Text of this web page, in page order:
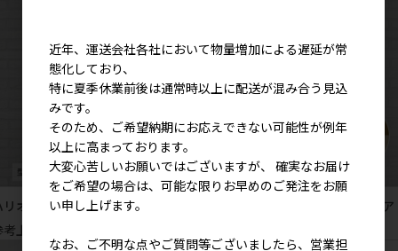
リオ 袖なしルームウェア
上代
キュービック 袖なしルームウェア
近年、運送会社各社において物量増加による遅延が常
態化しており、
特に夏季休業前後は通常時以上に配送が混み合う見込
みです。
そのため、ご希望納期にお応えできない可能性が例年
以上に高まっております。
大変心苦しいお願いではございますが、 確実なお届け
をご希望の場合は、可能な限りお早めのご発注をお願
い申し上げます。
なお、ご不明な点やご質問等ございましたら、営業担